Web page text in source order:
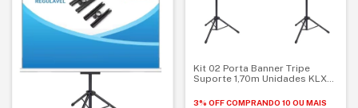
Kit 02 Porta Banner Tripe
Suporte 1,70m Unidades KLX
3% OFF COMPRANDO 10 OU MAIS